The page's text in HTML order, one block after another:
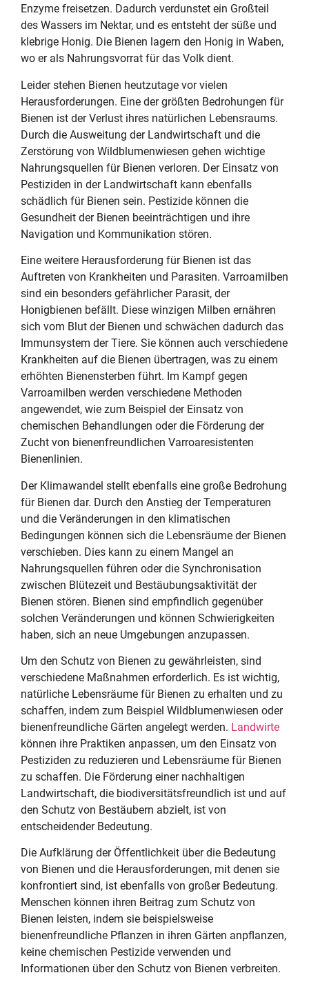
Enzyme freisetzen. Dadurch verdunstet ein Großteil
des Wassers im Nektar, und es entsteht der süße und
klebrige Honig. Die Bienen lagern den Honig in Waben,
wo er als Nahrungsvorrat für das Volk dient.
Leider stehen Bienen heutzutage vor vielen
Herausforderungen. Eine der größten Bedrohungen für
Bienen ist der Verlust ihres natürlichen Lebensraums.
Durch die Ausweitung der Landwirtschaft und die
Zerstörung von Wildblumenwiesen gehen wichtige
Nahrungsquellen für Bienen verloren. Der Einsatz von
Pestiziden in der Landwirtschaft kann ebenfalls
schädlich für Bienen sein. Pestizide können die
Gesundheit der Bienen beeinträchtigen und ihre
Navigation und Kommunikation stören.
Eine weitere Herausforderung für Bienen ist das
Auftreten von Krankheiten und Parasiten. Varroamilben
sind ein besonders gefährlicher Parasit, der
Honigbienen befällt. Diese winzigen Milben ernähren
sich vom Blut der Bienen und schwächen dadurch das
Immunsystem der Tiere. Sie können auch verschiedene
Krankheiten auf die Bienen übertragen, was zu einem
erhöhten Bienensterben führt. Im Kampf gegen
Varroamilben werden verschiedene Methoden
angewendet, wie zum Beispiel der Einsatz von
chemischen Behandlungen oder die Förderung der
Zucht von bienenfreundlichen Varroaresistenten
Bienenlinien.
Der Klimawandel stellt ebenfalls eine große Bedrohung
für Bienen dar. Durch den Anstieg der Temperaturen
und die Veränderungen in den klimatischen
Bedingungen können sich die Lebensräume der Bienen
verschieben. Dies kann zu einem Mangel an
Nahrungsquellen führen oder die Synchronisation
zwischen Blütezeit und Bestäubungsaktivität der
Bienen stören. Bienen sind empfindlich gegenüber
solchen Veränderungen und können Schwierigkeiten
haben, sich an neue Umgebungen anzupassen.
Um den Schutz von Bienen zu gewährleisten, sind
verschiedene Maßnahmen erforderlich. Es ist wichtig,
natürliche Lebensräume für Bienen zu erhalten und zu
schaffen, indem zum Beispiel Wildblumenwiesen oder
bienenfreundliche Gärten angelegt werden. Landwirte
können ihre Praktiken anpassen, um den Einsatz von
Pestiziden zu reduzieren und Lebensräume für Bienen
zu schaffen. Die Förderung einer nachhaltigen
Landwirtschaft, die biodiversitätsfreundlich ist und auf
den Schutz von Bestäubern abzielt, ist von
entscheidender Bedeutung.
Die Aufklärung der Öffentlichkeit über die Bedeutung
von Bienen und die Herausforderungen, mit denen sie
konfrontiert sind, ist ebenfalls von großer Bedeutung.
Menschen können ihren Beitrag zum Schutz von
Bienen leisten, indem sie beispielsweise
bienenfreundliche Pflanzen in ihren Gärten anpflanzen,
keine chemischen Pestizide verwenden und
Informationen über den Schutz von Bienen verbreiten.